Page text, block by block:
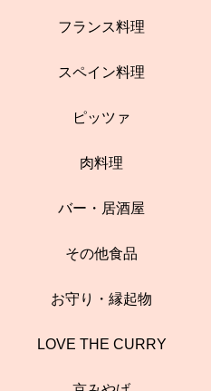
フランス料理
スペイン料理
ピッツァ
肉料理
バー・居酒屋
その他食品
お守り・縁起物
LOVE THE CURRY